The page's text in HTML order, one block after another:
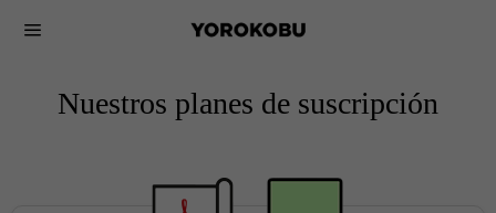
Nuestros planes de suscripción